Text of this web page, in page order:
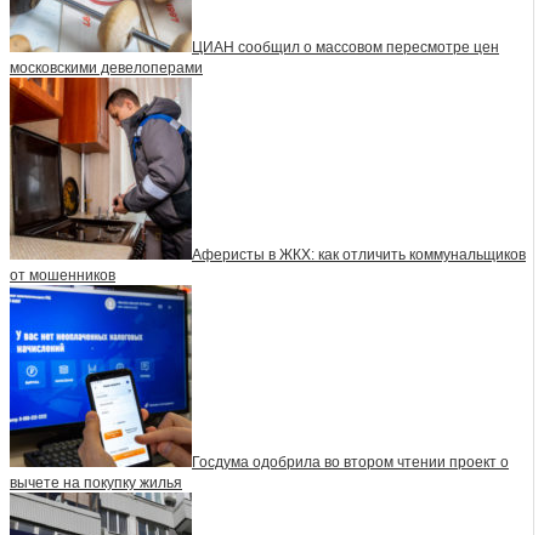
ЦИАН сообщил о массовом пересмотре цен
московскими девелоперами
Аферисты в ЖКХ: как отличить коммунальщиков
от мошенников
Госдума одобрила во втором чтении проект о
вычете на покупку жилья